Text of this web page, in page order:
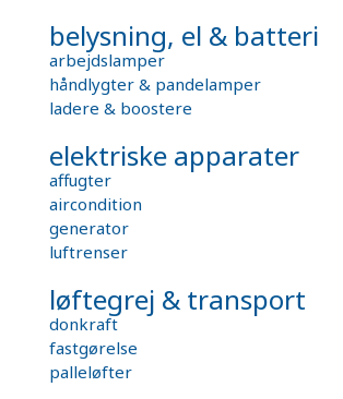
belysning, el & batteri
arbejdslamper
håndlygter & pandelamper
ladere & boostere
elektriske apparater
affugter
aircondition
generator
luftrenser
løftegrej & transport
donkraft
fastgørelse
palleløfter